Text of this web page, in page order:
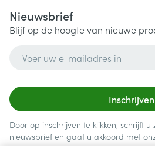
Nieuwsbrief
Blijf op de hoogte van nieuwe
Inschrijven
Door op inschrijven te klikken, schrijft
nieuwsbrief en gaat u akkoord met